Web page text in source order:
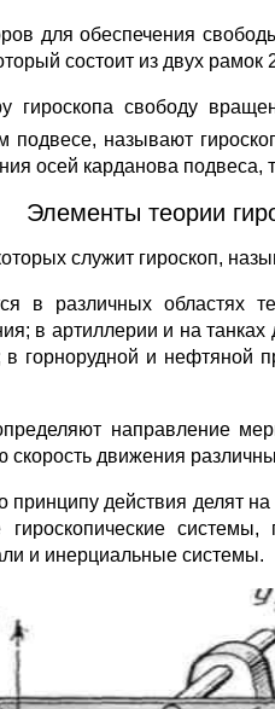
для обеспечения
состоит из двух рамок
гироскопа свободу
подвесе, называют
осей карданова подвеса,
Элементы теории
служит гироскоп,
в различных
в артиллерии и на
горнорудной и нефтяной
направление
скорость движения
принципу действия де­лят
системы,
и инерциальные системы.